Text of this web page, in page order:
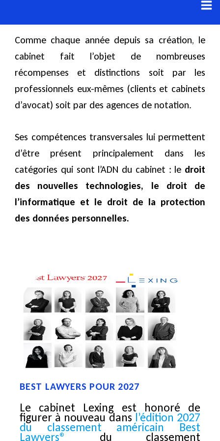
au
contenuComme chaque année depuis sa création, le
cabinet fait l’objet de nombreuses
récompenses et distinctions soit par les
professionnels eux-mêmes (clients et cabinets
d’avocat) soit par des agences de notation.
Ses compétences transversales lui permettent
d’être présent principalement dans les
catégories qui sont l’ADN du cabinet : le droit
des nouvelles technologies, le droit de
l’informatique et le droit de la protection
des données personnelles.
BEST LAWYERS POUR 2027
Le cabinet Lexing est honoré de
figurer à nouveau dans l’édition 2027
du classement américain Best
Lawyers® du classement